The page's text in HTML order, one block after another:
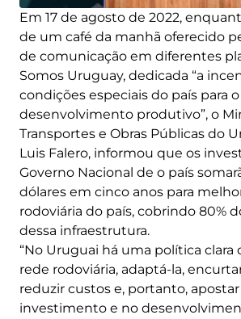
Em 17 de agosto de 2022,
de um café da manhã oferecido
de comunicação em diferentes
Somos Uruguay, dedicada “a
condições especiais do país para
desenvolvimento produtivo”, o
Transportes e Obras Públicas do
Luis Falero, informou que os
Governo Nacional de o país
dólares em cinco anos para
rodoviária do país, cobrindo 80%
dessa infraestrutura.
“No Uruguai há uma política clara
rede rodoviária, adaptá-la,
reduzir custos e, portanto,
investimento e no